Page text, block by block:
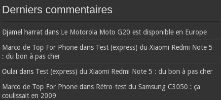
Derniers commentaires
Djamel harrat dans Le Motorola Moto G20 est disponible en Europe
Marco de Top For Phone dans Test (express) du Xiaomi Redmi Note 5
: du bon à pas cher
Oulaïdans Test (express) du Xiaomi Redmi Note 5 : du bon à pas cher
Marco de Top For Phone dans Rétro-test du Samsung C3050 : ça
coulissait en 2009